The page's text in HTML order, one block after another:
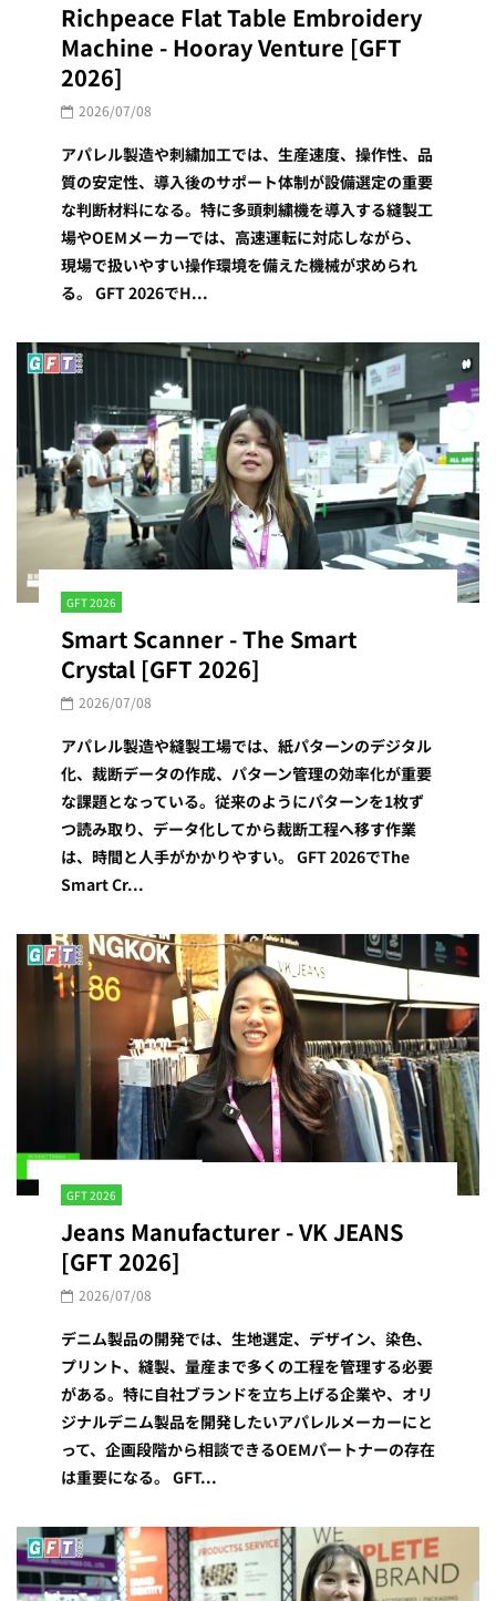
Richpeace Flat Table Embroidery
Machine - Hooray Venture [GFT
2026]
2026/07/08
アパレル製造や刺繍加工では、生産速度、操作性、品
質の安定性、導入後のサポート体制が設備選定の重要
な判断材料になる。特に多頭刺繍機を導入する縫製工
場やOEMメーカーでは、高速運転に対応しながら、
現場で扱いやすい操作環境を備えた機械が求められ
る。 GFT 2026でH...
GFT 2026
Smart Scanner - The Smart
Crystal [GFT 2026]
2026/07/08
アパレル製造や縫製工場では、紙パターンのデジタル
化、裁断データの作成、パターン管理の効率化が重要
な課題となっている。従来のようにパターンを1枚ず
つ読み取り、データ化してから裁断工程へ移す作業
は、時間と人手がかかりやすい。 GFT 2026でThe
Smart Cr...
GFT 2026
Jeans Manufacturer - VK JEANS
[GFT 2026]
2026/07/08
デニム製品の開発では、生地選定、デザイン、染色、
プリント、縫製、量産まで多くの工程を管理する必要
がある。特に自社ブランドを立ち上げる企業や、オリ
ジナルデニム製品を開発したいアパレルメーカーにと
って、企画段階から相談できるOEMパートナーの存在
は重要になる。 GFT...